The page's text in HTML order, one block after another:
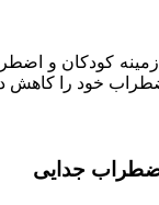
کودکان و
خود را کاهش